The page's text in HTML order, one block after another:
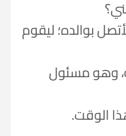
بوالده؛ ليقوم
وهو مسئول
الوقت.